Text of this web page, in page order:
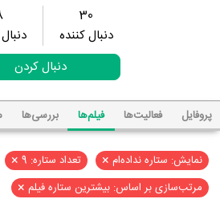
30
دنبال کننده
دنبال کردن
پروفایل فعالیت‌ها فیلم‌ها بررسی‌ها
نمایش: ستاره نداده‌ام × تعداد ستاره: 9 ×
مرتب‌سازی بر اساس: بیشترین ستاره فیلم ×